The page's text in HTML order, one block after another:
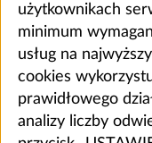
użytkownikach
minimum
usług na
cookies
prawidłowego
analizy liczby